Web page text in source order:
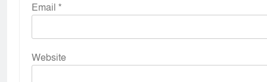
Email *
Website